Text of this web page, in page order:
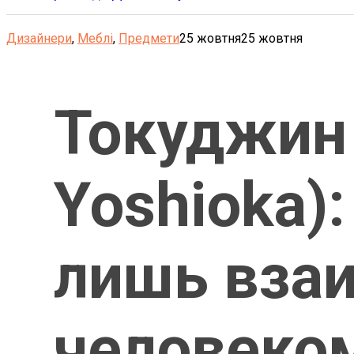
Дизайнери, Меблі, Предмети25 жовтня25 жовтня
лишь